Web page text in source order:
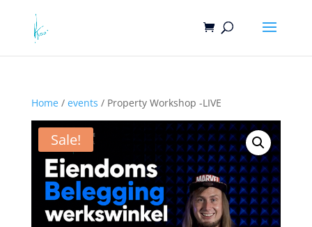
Home/ events / Property Workshop -LIVE
Sale!